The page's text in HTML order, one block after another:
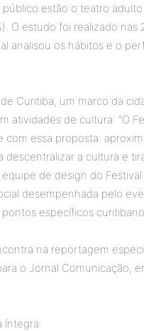
estão o teatro adulto
O estudo foi realizado nas
analisou os hábitos e o
Curitiba, um marco da
atividades de cultura. “O
essa proposta:
a cultura e
de design do
desempenhada pelo
específicos
na reportagem
o Jornal Comunicação,
íntegra: